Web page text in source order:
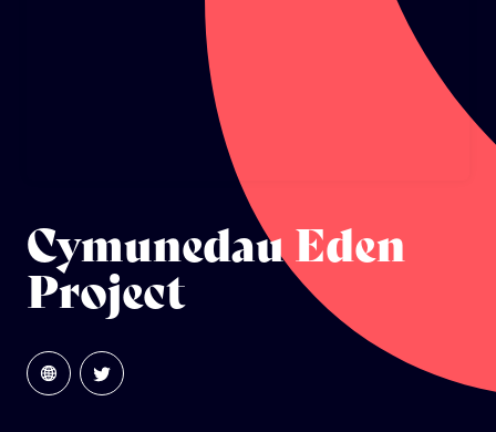
Cymunedau Eden
Project
LLYSGENHADON HINSAWDD IEUENCTID